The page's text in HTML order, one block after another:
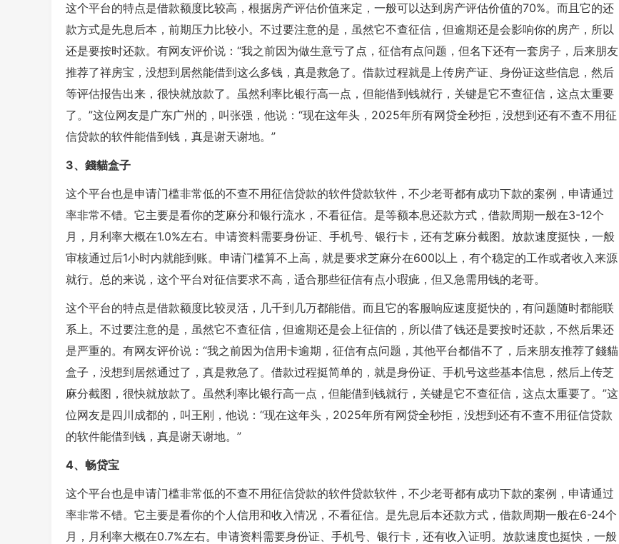
这个平台的特点是借款额度比较高，根据房产评估价值来定，一般可以达到房产评估价值的70%。而且它的还
款方式是先息后本，前期压力比较小。不过要注意的是，虽然它不查征信，但逾期还是会影响你的房产，所以
还是要按时还款。有网友评价说：“我之前因为做生意亏了点，征信有点问题，但名下还有一套房子，后来朋友
推荐了祥房宝，没想到居然能借到这么多钱，真是救急了。借款过程就是上传房产证、身份证这些信息，然后
等评估报告出来，很快就放款了。虽然利率比银行高一点，但能借到钱就行，关键是它不查征信，这点太重要
了。”这位网友是广东广州的，叫张强，他说：“现在这年头，2025年所有网贷全秒拒，没想到还有不查不用征
信贷款的软件能借到钱，真是谢天谢地。”
3、錢貓盒子
这个平台也是申请门槛非常低的不查不用征信贷款的软件贷款软件，不少老哥都有成功下款的案例，申请通过
率非常不错。它主要是看你的芝麻分和银行流水，不看征信。是等额本息还款方式，借款周期一般在3-12个
月，月利率大概在1.0%左右。申请资料需要身份证、手机号、银行卡，还有芝麻分截图。放款速度挺快，一般
审核通过后1小时内就能到账。申请门槛算不上高，就是要求芝麻分在600以上，有个稳定的工作或者收入来源
就行。总的来说，这个平台对征信要求不高，适合那些征信有点小瑕疵，但又急需用钱的老哥。
这个平台的特点是借款额度比较灵活，几千到几万都能借。而且它的客服响应速度挺快的，有问题随时都能联
系上。不过要注意的是，虽然它不查征信，但逾期还是会上征信的，所以借了钱还是要按时还款，不然后果还
是严重的。有网友评价说：“我之前因为信用卡逾期，征信有点问题，其他平台都借不了，后来朋友推荐了錢貓
盒子，没想到居然通过了，真是救急了。借款过程挺简单的，就是身份证、手机号这些基本信息，然后上传芝
麻分截图，很快就放款了。虽然利率比银行高一点，但能借到钱就行，关键是它不查征信，这点太重要了。”这
位网友是四川成都的，叫王刚，他说：“现在这年头，2025年所有网贷全秒拒，没想到还有不查不用征信贷款
的软件能借到钱，真是谢天谢地。”
4、畅贷宝
这个平台也是申请门槛非常低的不查不用征信贷款的软件贷款软件，不少老哥都有成功下款的案例，申请通过
率非常不错。它主要是看你的个人信用和收入情况，不看征信。是先息后本还款方式，借款周期一般在6-24个
月，月利率大概在0.7%左右。申请资料需要身份证、手机号、银行卡，还有收入证明。放款速度也挺快，一般